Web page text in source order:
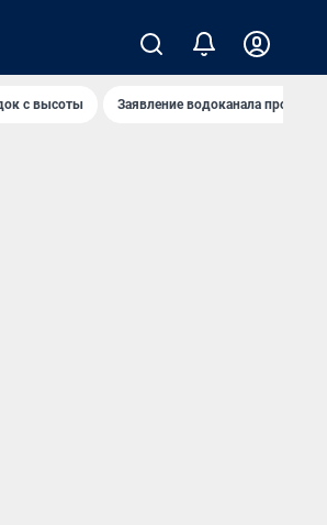
с высоты Заявление водоканала про